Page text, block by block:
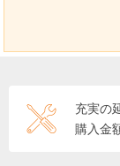
充実の
購入金